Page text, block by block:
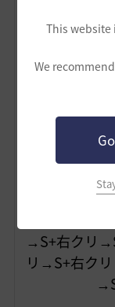
This website
We
にコンボル
実際はもっ
で一般化に
★単体回し
→Shift+左ク
→ S+左
魔法を挟む)
→S+右クリ
リ→S+右クリ
→Shift+